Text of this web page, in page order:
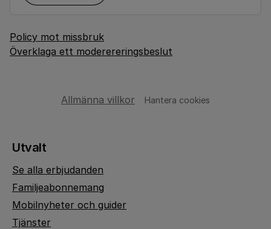
Policy mot missbruk
Överklaga ett moderereringsbeslut
Allmänna villkor Hantera cookies
Utvalt
Se alla erbjudanden
Familjeabonnemang
Mobilnyheter och guider
Tjänster